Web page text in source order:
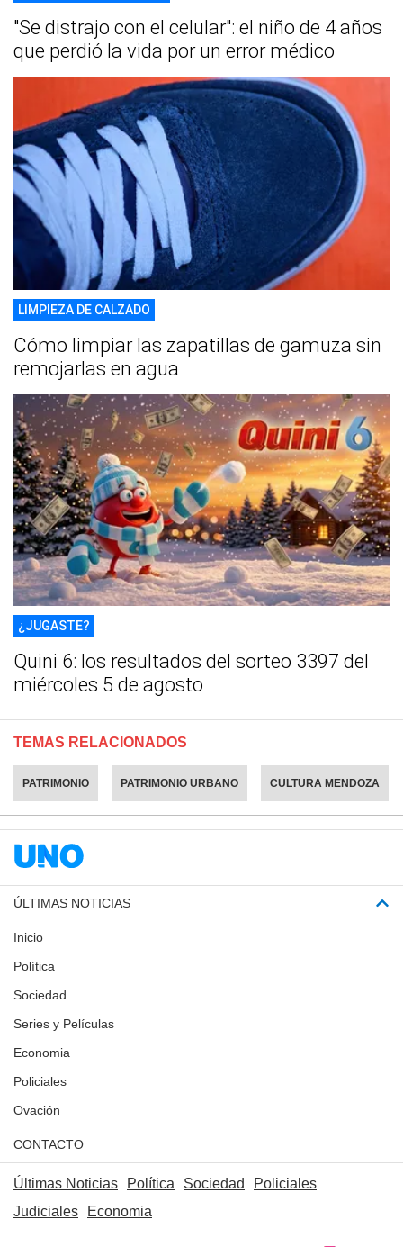
"Se distrajo con el celular": el niño de 4 años
que perdió la vida por un error médico
LIMPIEZA DE CALZADO
Cómo limpiar las zapatillas de gamuza sin
remojarlas en agua
¿JUGASTE?
Quini 6: los resultados del sorteo 3397 del
miércoles 5 de agosto
TEMAS RELACIONADOS
PATRIMONIO PATRIMONIO URBANO CULTURA MENDOZA
ÚLTIMAS NOTICIAS
Inicio
Política
Sociedad
Series y Películas
Economia
Policiales
Ovación
CONTACTO
Últimas Noticias Política Sociedad
Policiales
Judiciales
Economia